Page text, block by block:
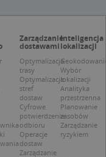
Zarządzanie
dostawami
Optymalizacja
trasy
Optymalizacja
stref
dostaw
Cyfrowe
potwierdzenie
odbioru
Operacje
dostaw
Zarządzanie
Inteligencja
lokalizacji
Wybór
lokalizacji
Analityka
przestrzenna
Planowanie
zasobów
Zarządzanie
ryzykiem
Okres
przechowywania
Opis
1 rok 1 miesiąc
Ten plik
Okres
przechowywania
Opis
1 rok 3 tygodnie
Provider/Domena
.crossdomain.cookie-
script.com